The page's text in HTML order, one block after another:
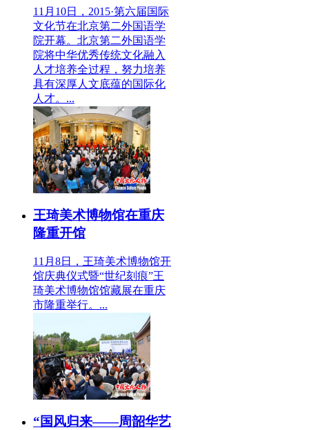
11月10日，2015·第六届国际
文化节在北京第二外国语学
院开幕。北京第二外国语学
院将中华优秀传统文化融入
人才培养全过程，努力培养
具有深厚人文底蕴的国际化
人才。...
王琦美术博物馆在重庆
隆重开馆
11月8日，王琦美术博物馆开
馆庆典仪式暨“世纪刻痕”王
琦美术博物馆馆藏展在重庆
市隆重举行。...
“国风归来——周韶华艺